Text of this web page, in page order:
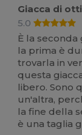
Giacca di
5.0
È la
la prima è
trovarla in
questa
libero. Sono
un'altra,
la fine della
è una taglia